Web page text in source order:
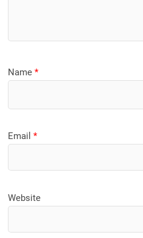
Name*
Email*
Website